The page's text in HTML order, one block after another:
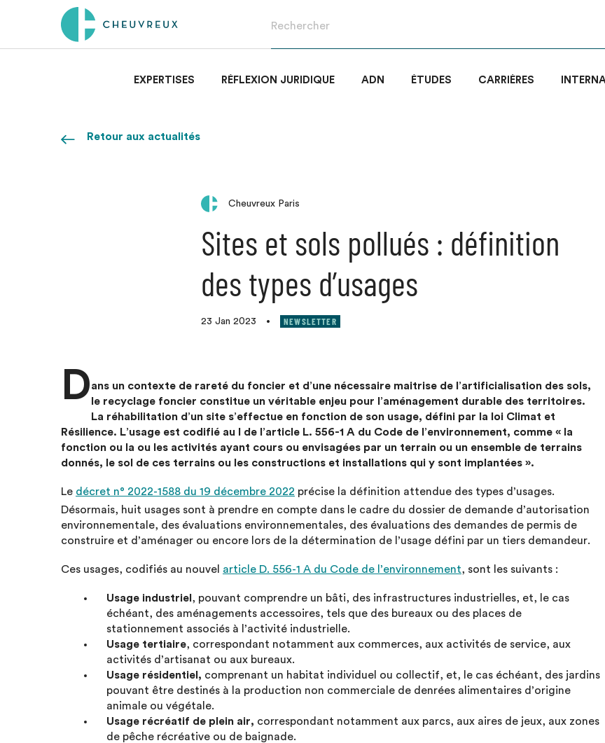
EXPERTISES RÉFLEXION JURIDIQUE ADN ÉTUDES CARRIÈRES
Retour aux actualités
Cheuvreux Paris
Sites et sols pollués : définition
des types d’usages
23 Jan 2023 • NEWSLETTER
Dans un contexte de rareté du foncier et d’une nécessaire maitrise de l’artificialisation des sols,
le recyclage foncier constitue un véritable enjeu pour l’aménagement durable des territoires.
La réhabilitation d’un site s’effectue en fonction de son usage, défini par la loi Climat et
Résilience. L’usage est codifié au I de l’article L. 556-1 A du Code de l’environnement, comme « la
fonction ou la ou les activités ayant cours ou envisagées par un terrain ou un ensemble de terrains
donnés, le sol de ces terrains ou les constructions et installations qui y sont implantées ».
Le décret n° 2022-1588 du 19 décembre 2022 précise la définition attendue des types d’usages.
Désormais, huit usages sont à prendre en compte dans le cadre du dossier de demande d’autorisation
environnementale, des évaluations environnementales, des évaluations des demandes de permis de
construire et d’aménager ou encore lors de la détermination de l’usage défini par un tiers demandeur.
Ces usages, codifiés au nouvel article D. 556-1 A du Code de l’environnement, sont les suivants :
Usage industriel , pouvant comprendre un bâti, des infrastructures industrielles, et, le cas
échéant, des aménagements accessoires, tels que des bureaux ou des places de
stationnement associés à l’activité industrielle.
Usage tertiaire, correspondant notamment aux commerces, aux activités de service, aux
activités d’artisanat ou aux bureaux.
Usage résidentiel, comprenant un habitat individuel ou collectif, et, le cas échéant, des jardins
pouvant être destinés à la production non commerciale de denrées alimentaires d’origine
animale ou végétale.
Usage récréatif de plein air, correspondant notamment aux parcs, aux aires de jeux, aux zones
de pêche récréative ou de baignade.